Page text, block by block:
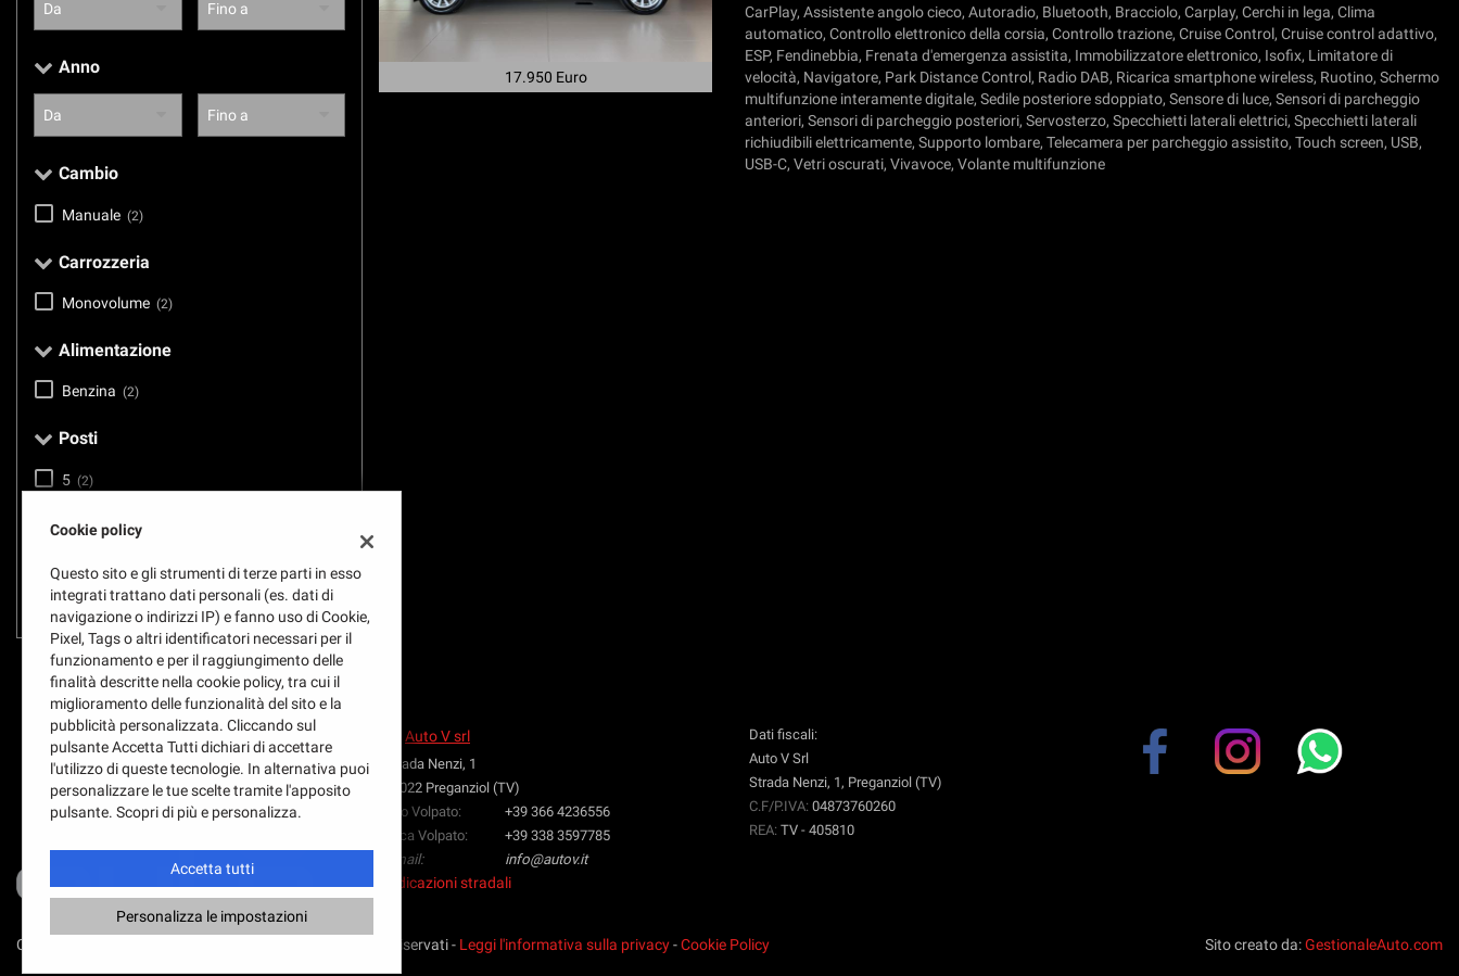
Anno
Cambio
Manuale (2)
Carrozzeria
Monovolume (2)
Alimentazione
Benzina (2)
Posti
5 (2)
Potenza
17.950 Euro
CarPlay, Assistente angolo cieco, Autoradio, Bluetooth, Bracciolo, Carplay, Cerchi in lega, Clima
automatico, Controllo elettronico della corsia, Controllo trazione, Cruise Control, Cruise control adattivo,
ESP, Fendinebbia, Frenata d'emergenza assistita, Immobilizzatore elettronico, Isofix, Limitatore di
velocità, Navigatore, Park Distance Control, Radio DAB, Ricarica smartphone wireless, Ruotino, Schermo
multifunzione interamente digitale, Sedile posteriore sdoppiato, Sensore di luce, Sensori di parcheggio
anteriori, Sensori di parcheggio posteriori, Servosterzo, Specchietti laterali elettrici, Specchietti laterali
richiudibili elettricamente, Supporto lombare, Telecamera per parcheggio assistito, Touch screen, USB,
USB-C, Vetri oscurati, Vivavoce, Volante multifunzione
Auto V srl
Strada Nenzi, 1
31022 Preganziol (TV)
Ugo Volpato:
+39 366 4236556
Luca Volpato:
+39 338 3597785
Email:
info@autov.it
Indicazioni stradali
Dati fiscali:
Auto V Srl
Strada Nenzi, 1, Preganziol (TV)
C.F/P.IVA: 04873760260
REA: TV - 405810
Copyright © 2026 GestionaleAuto.com S.r.l., Tutti i diritti riservati - Leggi l'informativa sulla privacy-Cookie Policy Sito creato da:GestionaleAuto.com
Cookie policy
Questo sito e gli strumenti di terze parti in esso
integrati trattano dati personali (es. dati di
navigazione o indirizzi IP) e fanno uso di Cookie,
Pixel, Tags o altri identificatori necessari per il
funzionamento e per il raggiungimento delle
finalità descritte nella cookie policy, tra cui il
miglioramento delle funzionalità del sito e la
pubblicità personalizzata. Cliccando sul
pulsante Accetta Tutti dichiari di accettare
l'utilizzo di queste tecnologie. In alternativa puoi
personalizzare le tue scelte tramite l'apposito
pulsante. Scopri di più e personalizza.
Accetta tutti
Personalizza le impostazioni
di
rimanda
cookie
Puoi
le
scelte
qualsiasi
Cookie necessari
Cookie delle preferenze
Cookie per il miglioramento dell'esperienza utente
Cookie analitici
Cookie di marketing
Leggi
la